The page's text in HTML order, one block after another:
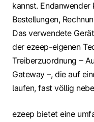
kannst. Endanwender
Bestellungen,
Das verwendete
der ezeep-eigenen
Treiberzuordnung –
Gateway –, die auf
laufen, fast völlig
ezeep bietet eine